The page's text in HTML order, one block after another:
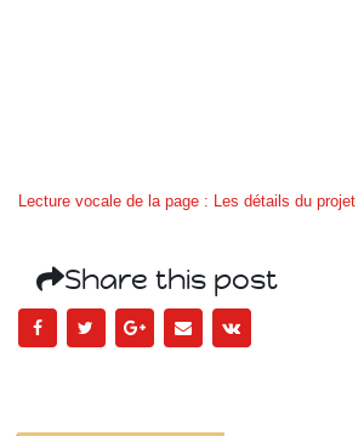
Lecture vocale de la page : Les détails du projet
Share this post